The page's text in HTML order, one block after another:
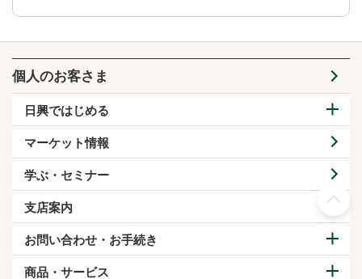
個人のお客さま
日興ではじめる
マーケット情報
学ぶ・セミナー
支店案内
お問い合わせ・お手続き
商品・サービス